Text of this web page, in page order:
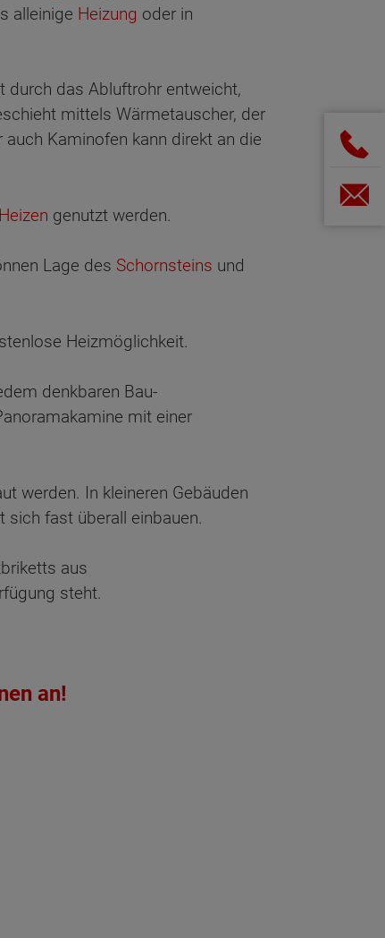
alleinige Heizung oder in
durch das Abluftrohr entweicht,
mittels Wärmetauscher, der
Kaminofen kann direkt an die
Heizen genutzt werden.
Lage des Schornsteins und
Heizmöglichkeit.
denkbaren Bau-
mit einer
werden. In kleineren Gebäuden
sich fast überall einbauen.
aus
steht.
an!